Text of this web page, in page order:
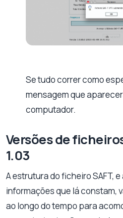
Se tudo correr como
mensagem que
computador.
Versões de
1.03
A estrutura do ficheiro SAFT,
informações que lá constam,
ao longo do tempo para